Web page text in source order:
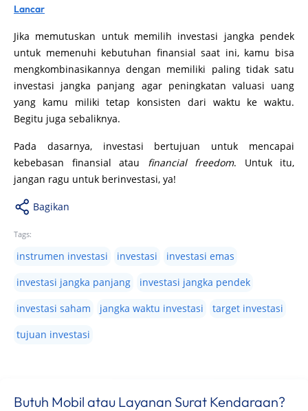
Lancar
Jika memutuskan untuk memilih investasi jangka pendek
untuk memenuhi kebutuhan finansial saat ini, kamu bisa
mengkombinasikannya dengan memiliki paling tidak satu
investasi jangka panjang agar peningkatan valuasi uang
yang kamu miliki tetap konsisten dari waktu ke waktu.
Begitu juga sebaliknya.
Pada dasarnya, investasi bertujuan untuk mencapai
kebebasan finansial atau financial freedom. Untuk itu,
jangan ragu untuk berinvestasi, ya!
Bagikan
Tags:
instrumen investasi investasi
investasi emas
investasi jangka panjang
investasi jangka pendek
investasi saham
jangka waktu investasi
target investasi
tujuan investasi
Butuh Mobil atau Layanan Surat Kendaraan?